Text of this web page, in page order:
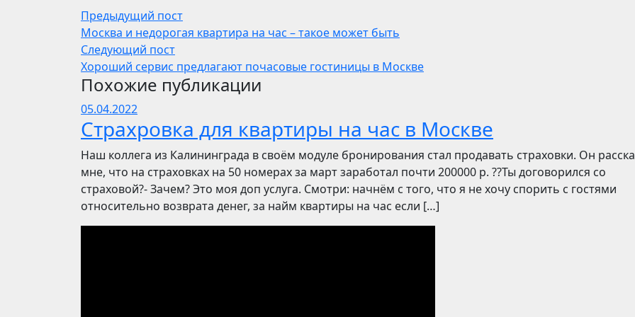
Предыдущий пост
Москва и недорогая квартира на час – такое может быть
Следующий пост
Хороший сервис предлагают почасовые гостиницы в Москве
Похожие публикации
05.04.2022
Страхровка для квартиры на час в Москве
Наш коллега из Калининграда в своём модуле бронирования стал продавать страховки. Он
мне, что на страховках на 50 номерах за март заработал почти 200000 р. ??Ты договорился со
страховой?- Зачем? Это моя доп услуга. Смотри: начнём с того, что я не хочу спорить с гостями
относительно возврата денег, за найм квартиры на час если […]